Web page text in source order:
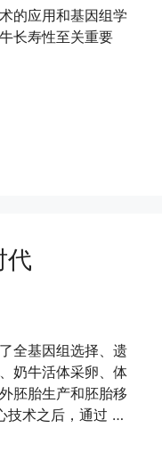
的应用和基因组学
长寿性至关重要
代
全基因组选择、遗
奶牛活体采卵、体
胚胎生产和胚胎移
技术之后，通过 …